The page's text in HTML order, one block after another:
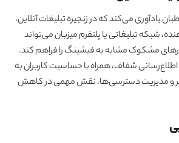
یادآوری می‌کند که در زنجیره تبلیغات آنلاین،
شبکه تبلیغاتی یا پلتفرم میزبان می‌تواند
مشکوک مشابه به فیشینگ را فراهم کند.
شفاف، همراه با حساسیت کاربران به
و مدیریت دسترسی‌ها، نقش مهمی در کاهش